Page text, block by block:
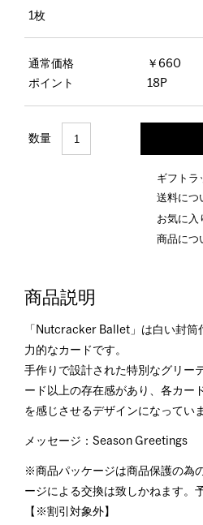
1枚
通常価格
￥660
ポイント
18P
数量
ギフトラ
送料につ
お気に入
商品につ
商品説明
「Nutcracker Ballet」は白い封筒
力的なカードです。
手作りで設計された特別なグリー
ード以上の存在感があり、各カー
を感じさせるデザインになってい
メッセージ：Season Greetings
※商品パッケージは商品保護の為
ージによる交換は致しかねます。
【※割引対象外】